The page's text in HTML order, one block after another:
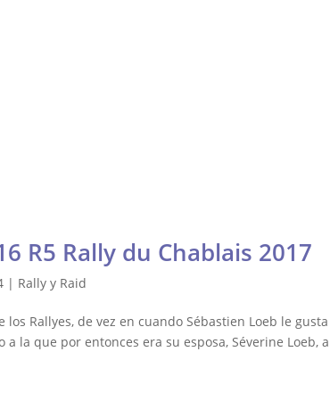
R5 Rally du Chablais 2017
| Rally y Raid
Rallyes, de vez en cuando Sébastien Loeb le
a la que por entonces era su esposa, Séverine